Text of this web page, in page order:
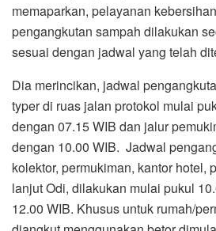
memaparkan, pelayanan
pengangkutan sampah dilakukan
sesuai dengan jadwal yang telah
Dia merincikan, jadwal
typer di ruas jalan protokol mulai
dengan 07.15 WIB dan jalur
dengan 10.00 WIB. Jadwal
kolektor, permukiman, kantor hotel,
lanjut Odi, dilakukan mulai pukul
12.00 WIB. Khusus untuk rumah/